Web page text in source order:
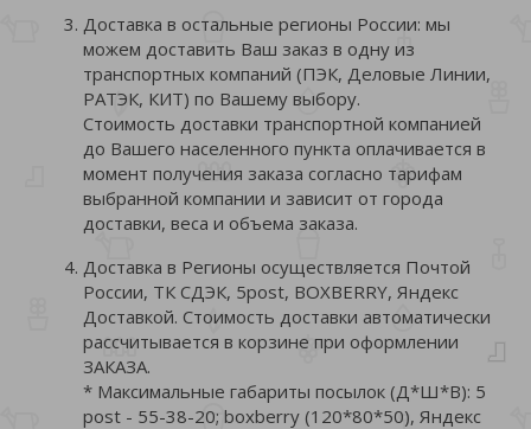
Доставка в остальные регионы России: мы
можем доставить Ваш заказ в одну из
транспортных компаний (ПЭК, Деловые Линии,
РАТЭК, КИТ) по Вашему выбору.
Стоимость доставки транспортной компанией
до Вашего населенного пункта оплачивается в
момент получения заказа согласно тарифам
выбранной компании и зависит от города
доставки, веса и объема заказа.
Доставка в Регионы осуществляется Почтой
России, ТК СДЭК, 5post, BOXBERRY, Яндекс
Доставкой. Стоимость доставки автоматически
рассчитывается в корзине при оформлении
ЗАКАЗА.
* Максимальные габариты посылок (Д*Ш*В): 5
post - 55-38-20; boxberry (120*80*50), Яндекс